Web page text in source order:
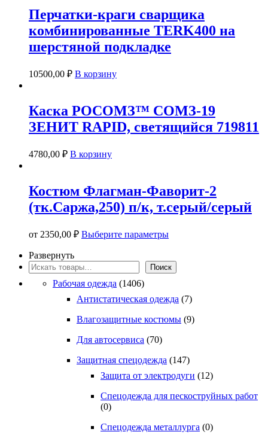
вариаций.
Опции
можно
выбрать
Перчатки-краги сварщика
комбинированные TERK400 на
шерстяной подкладке
10500,00 ₽ В корзину
Каска РОСОМЗ™ СОМЗ-19
ЗЕНИТ RAPID, светящийся 719811
4780,00 ₽ В корзину
Костюм Флагман-Фаворит-2
(тк.Саржа,250) п/к, т.серый/серый
от 2350,00 ₽ Выберите параметрыЭтот
несколько
вариаций.
можно
выбрать
на
Развернуть
Поиск
Поиск
Рабочая одежда (1406)
Антистатическая одежда (7)
Влагозащитные костюмы (9)
Для автосервиса (70)
Защитная спецодежда (147)
Защита от электродуги (12)
Спецодежда для пескоструйных работ
(0)
Спецодежда металлурга (0)